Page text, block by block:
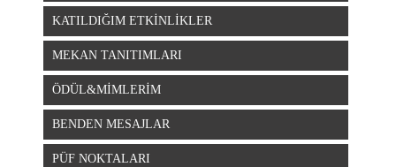
KATILDIĞIM ETKİNLİKLER
MEKAN TANITIMLARI
ÖDÜL&MİMLERİM
BENDEN MESAJLAR
PÜF NOKTALARI